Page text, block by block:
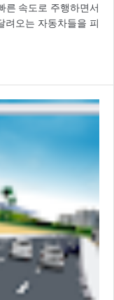
른 속도로 주행하면서
려오는 자동차들을 피